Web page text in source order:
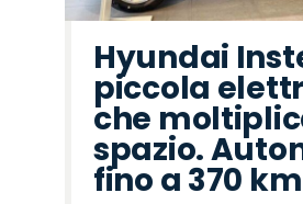
Hyundai
piccola
che
spazio.
fino a 370 km